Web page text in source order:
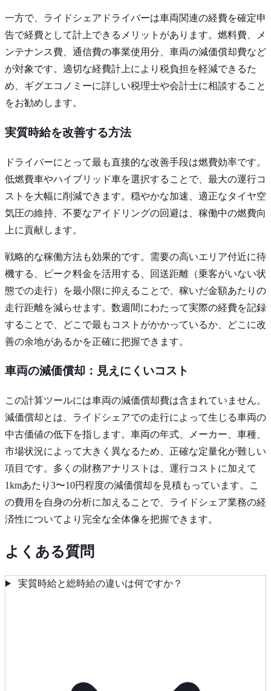
一方で、ライドシェアドライバーは車両関連の経費を確定申
告で経費として計上できるメリットがあります。燃料費、メ
ンテナンス費、通信費の事業使用分、車両の減価償却費など
が対象です。適切な経費計上により税負担を軽減できるた
め、ギグエコノミーに詳しい税理士や会計士に相談すること
をお勧めします。
実質時給を改善する方法
ドライバーにとって最も直接的な改善手段は燃費効率です。
低燃費車やハイブリッド車を選択することで、最大の運行コ
ストを大幅に削減できます。穏やかな加速、適正なタイヤ空
気圧の維持、不要なアイドリングの回避は、稼働中の燃費向
上に貢献します。
戦略的な稼働方法も効果的です。需要の高いエリア付近に待
機する、ピーク料金を活用する、回送距離（乗客がいない状
態での走行）を最小限に抑えることで、稼いだ金額あたりの
走行距離を減らせます。数週間にわたって実際の経費を記録
することで、どこで最もコストがかかっているか、どこに改
善の余地があるかを正確に把握できます。
車両の減価償却：見えにくいコスト
この計算ツールには車両の減価償却費は含まれていません。
減価償却とは、ライドシェアでの走行によって生じる車両の
中古価値の低下を指します。車両の年式、メーカー、車種、
市場状況によって大きく異なるため、正確な定量化が難しい
項目です。多くの財務アナリストは、運行コストに加えて
1kmあたり3〜10円程度の減価償却を見積もっています。こ
の費用を自身の分析に加えることで、ライドシェア業務の経
済性についてより完全な全体像を把握できます。
よくある質問
実質時給と総時給の違いは何ですか？